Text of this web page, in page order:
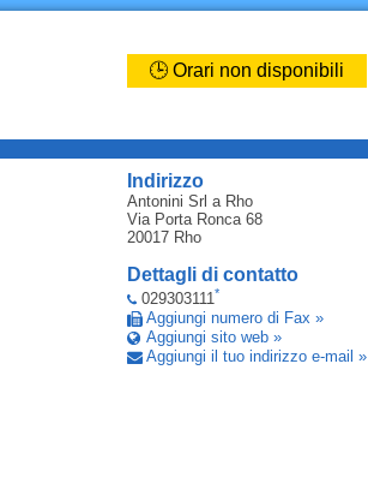
🕒 Orari non disponibili
Indirizzo
Antonini Srl a Rho
Via Porta Ronca 68
20017 Rho
Dettagli di contatto
029303111*
Aggiungi numero di Fax »
Aggiungi sito web »
Aggiungi il tuo indirizzo e-mail »